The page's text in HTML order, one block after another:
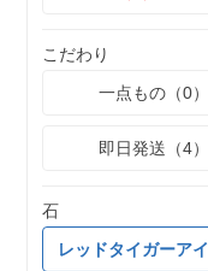
こだわり
一点もの（0）
即日発送（4）
石
レッドタイガーアイ